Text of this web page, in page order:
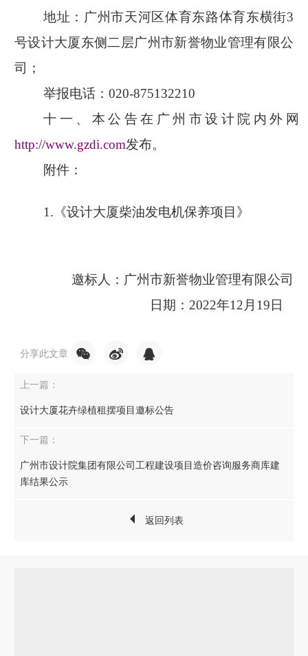
地址：广州市天河区体育东路体育东横街3
号设计大厦东侧二层广州市新誉物业管理有限公
司；
举报电话： 020-875132210
十一、本公告在广州市设计院内外网
http://www.gzdi.com发布。
附件：
1.《设计大厦柴油发电机保养项目》
邀标人： 广州市新誉物业管理有限公司
日期： 2022年12月 19 日
分享此文章
上一篇：
设计大厦花卉绿植租摆项目邀标公告
下一篇：
广州市设计院集团有限公司工程建设项目造价咨询服务商库建
库结果公示
返回列表